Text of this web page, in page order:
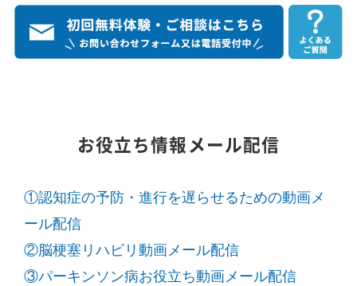
お役立ち情報メール配信
①認知症の予防・進行を遅らせるための動画メ
ール配信
②脳梗塞リハビリ動画メール配信
③パーキンソン病お役立ち動画メール配信